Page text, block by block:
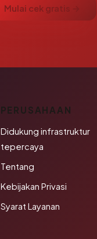
Mulai cek gratis →
PERUSAHAAN
Didukung infrastruktur
tepercaya
Tentang
Kebijakan Privasi
Syarat Layanan